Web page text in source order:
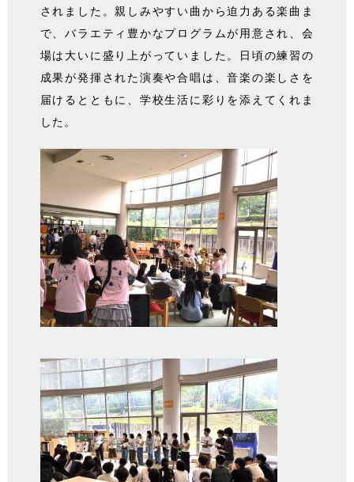
されました。親しみやすい曲から迫力ある楽曲ま
で、バラエティ豊かなプログラムが用意され、会
場は大いに盛り上がっていました。日頃の練習の
成果が発揮された演奏や合唱は、音楽の楽しさを
届けるとともに、学校生活に彩りを添えてくれま
した。